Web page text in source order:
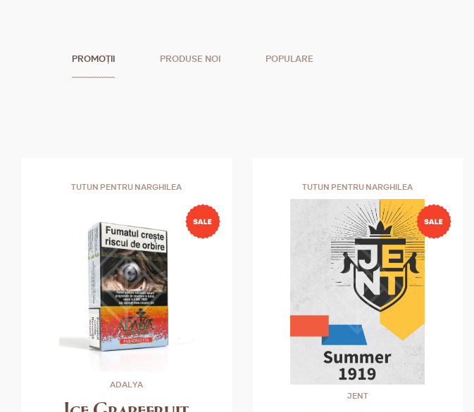
PROMOȚII PRODUSE NOI POPULARE
TUTUN PENTRU NARGHILEA
ADALYA
TUTUN PENTRU NARGHILEA
JENT